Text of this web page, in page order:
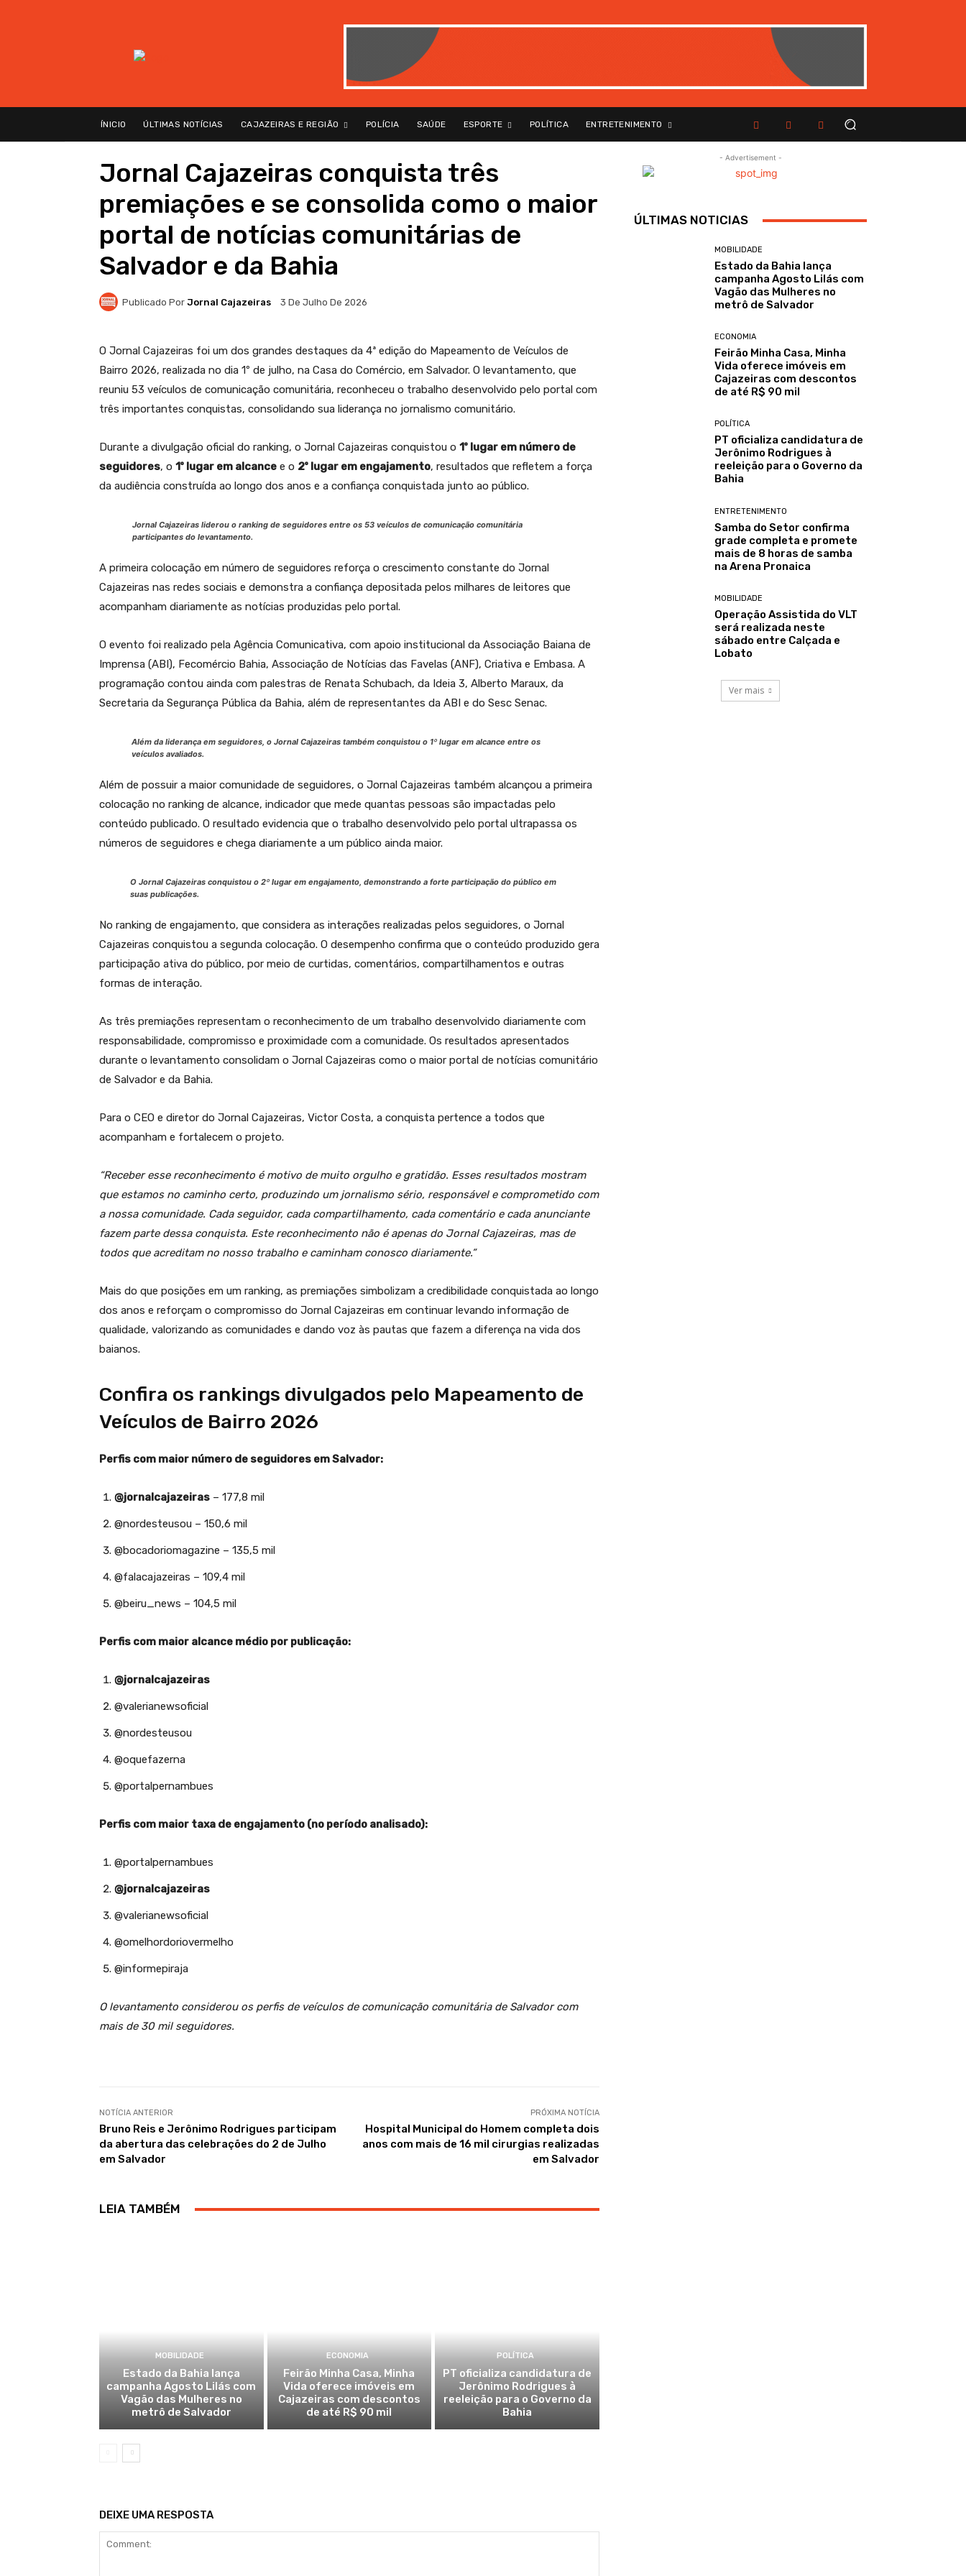
ÍNICIO ÚLTIMAS NOTÍCIAS CAJAZEIRAS E REGIÃO POLÍCIA SAÚDE ESPORTE POLÍTICA ENTRETENIMENTO
Jornal Cajazeiras conquista três
premiações e se consolida como o maior
portal de notícias comunitárias de
Salvador e da Bahia
Publicado Por Jornal Cajazeiras 3 De Julho De 2026
O Jornal Cajazeiras foi um dos grandes destaques da 4ª edição do Mapeamento de Veículos de
Bairro 2026, realizada no dia 1º de julho, na Casa do Comércio, em Salvador. O levantamento, que
reuniu 53 veículos de comunicação comunitária, reconheceu o trabalho desenvolvido pelo portal com
três importantes conquistas, consolidando sua liderança no jornalismo comunitário.
Durante a divulgação oficial do ranking, o Jornal Cajazeiras conquistou o 1º lugar em número de
seguidores, o 1º lugar em alcance e o 2º lugar em engajamento, resultados que refletem a força
da audiência construída ao longo dos anos e a confiança conquistada junto ao público.
Jornal Cajazeiras liderou o ranking de seguidores entre os 53 veículos de comunicação comunitária
participantes do levantamento.
A primeira colocação em número de seguidores reforça o crescimento constante do Jornal
Cajazeiras nas redes sociais e demonstra a confiança depositada pelos milhares de leitores que
acompanham diariamente as notícias produzidas pelo portal.
O evento foi realizado pela Agência Comunicativa, com apoio institucional da Associação Baiana de
Imprensa (ABI), Fecomércio Bahia, Associação de Notícias das Favelas (ANF), Criativa e Embasa. A
programação contou ainda com palestras de Renata Schubach, da Ideia 3, Alberto Maraux, da
Secretaria da Segurança Pública da Bahia, além de representantes da ABI e do Sesc Senac.
Além da liderança em seguidores, o Jornal Cajazeiras também conquistou o 1º lugar em alcance entre os
veículos avaliados.
Além de possuir a maior comunidade de seguidores, o Jornal Cajazeiras também alcançou a primeira
colocação no ranking de alcance, indicador que mede quantas pessoas são impactadas pelo
conteúdo publicado. O resultado evidencia que o trabalho desenvolvido pelo portal ultrapassa os
números de seguidores e chega diariamente a um público ainda maior.
O Jornal Cajazeiras conquistou o 2º lugar em engajamento, demonstrando a forte participação do público em
suas publicações.
No ranking de engajamento, que considera as interações realizadas pelos seguidores, o Jornal
Cajazeiras conquistou a segunda colocação. O desempenho confirma que o conteúdo produzido gera
participação ativa do público, por meio de curtidas, comentários, compartilhamentos e outras
formas de interação.
As três premiações representam o reconhecimento de um trabalho desenvolvido diariamente com
responsabilidade, compromisso e proximidade com a comunidade. Os resultados apresentados
durante o levantamento consolidam o Jornal Cajazeiras como o maior portal de notícias comunitário
de Salvador e da Bahia.
Para o CEO e diretor do Jornal Cajazeiras, Victor Costa, a conquista pertence a todos que
acompanham e fortalecem o projeto.
“Receber esse reconhecimento é motivo de muito orgulho e gratidão. Esses resultados mostram
que estamos no caminho certo, produzindo um jornalismo sério, responsável e comprometido com
a nossa comunidade. Cada seguidor, cada compartilhamento, cada comentário e cada anunciante
fazem parte dessa conquista. Este reconhecimento não é apenas do Jornal Cajazeiras, mas de
todos que acreditam no nosso trabalho e caminham conosco diariamente.”
Mais do que posições em um ranking, as premiações simbolizam a credibilidade conquistada ao longo
dos anos e reforçam o compromisso do Jornal Cajazeiras em continuar levando informação de
qualidade, valorizando as comunidades e dando voz às pautas que fazem a diferença na vida dos
baianos.
Confira os rankings divulgados pelo Mapeamento de
Veículos de Bairro 2026
Perfis com maior número de seguidores em Salvador:
@jornalcajazeiras – 177,8 mil
@nordesteusou – 150,6 mil
@bocadoriomagazine – 135,5 mil
@falacajazeiras – 109,4 mil
@beiru_news – 104,5 mil
Perfis com maior alcance médio por publicação:
@jornalcajazeiras
@valerianewsoficial
@nordesteusou
@oquefazerna
@portalpernambues
Perfis com maior taxa de engajamento (no período analisado):
@portalpernambues
@jornalcajazeiras
@valerianewsoficial
@omelhordoriovermelho
@informepiraja
O levantamento considerou os perfis de veículos de comunicação comunitária de Salvador com
mais de 30 mil seguidores.
NOTÍCIA ANTERIOR
Bruno Reis e Jerônimo Rodrigues participam
da abertura das celebrações do 2 de Julho
em Salvador
PRÓXIMA NOTÍCIA
Hospital Municipal do Homem completa dois
anos com mais de 16 mil cirurgias realizadas
em Salvador
LEIA TAMBÉM
MOBILIDADE
Estado da Bahia lança
campanha Agosto Lilás com
Vagão das Mulheres no
metrô de Salvador
ECONOMIA
Feirão Minha Casa, Minha
Vida oferece imóveis em
Cajazeiras com descontos
de até R$ 90 mil
POLÍTICA
PT oficializa candidatura de
Jerônimo Rodrigues à
reeleição para o Governo da
Bahia
DEIXE UMA RESPOSTA
- Advertisement -
ÚLTIMAS NOTICIAS
MOBILIDADE
Estado da Bahia lança
campanha Agosto Lilás com
Vagão das Mulheres no
metrô de Salvador
ECONOMIA
Feirão Minha Casa, Minha
Vida oferece imóveis em
Cajazeiras com descontos
de até R$ 90 mil
POLÍTICA
PT oficializa candidatura de
Jerônimo Rodrigues à
reeleição para o Governo da
Bahia
ENTRETENIMENTO
Samba do Setor confirma
grade completa e promete
mais de 8 horas de samba
na Arena Pronaica
MOBILIDADE
Operação Assistida do VLT
será realizada neste
sábado entre Calçada e
Lobato
Ver mais